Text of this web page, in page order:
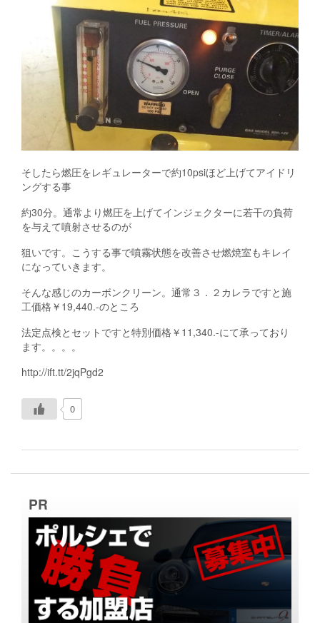
そしたら燃圧をレギュレーターで約10psiほど上げてアイドリ
ングする事
約30分。通常より燃圧を上げてインジェクターに若干の負荷
を与えて噴射させるのが
狙いです。こうする事で噴霧状態を改善させ燃焼室もキレイ
になっていきます。
そんな感じのカーボンクリーン。通常３．２カレラですと施
工価格￥19,440.-のところ
法定点検とセットですと特別価格￥11,340.-にて承っており
ます。。。。
http://ift.tt/2jqPgd2
0
PR